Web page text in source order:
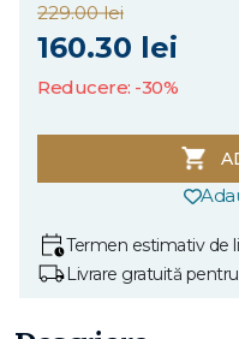
229.00 lei
160.30 lei
Reducere: -30%
Termen estimativ de
Livrare gratuită